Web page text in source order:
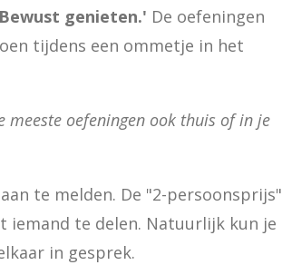
genieten.' De oefeningen
tijdens een ommetje in het
meeste oefeningen ook thuis of in je
te melden. De "2-persoonsprijs"
iemand te delen. Natuurlijk kun je
in gesprek.